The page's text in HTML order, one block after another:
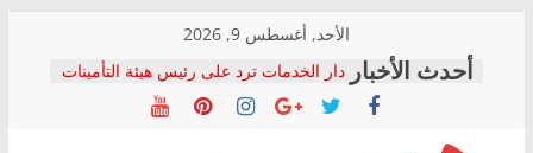
content
الأحد, أغسطس 9, 2026
دار الخدمات ترد على رئيس هيئة التأمينات
بعد مؤتمره الصحفي: إنكار الأزمة لا ينهي
معاناة أصحاب المعاشات.. ونطالب بكشف